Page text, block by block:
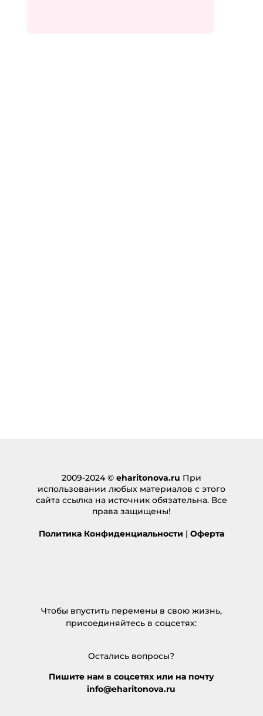
2009-2024 © eharitonova.ru При
использовании любых материалов с этого
сайта ссылка на источник обязательна. Все
права защищены!
Политика Конфиденциальности | Оферта
Чтобы впустить перемены в свою жизнь,
присоединяйтесь в соцсетях:
Остались вопросы?
Пишите нам в соцсетях или на почту
info@eharitonova.ru